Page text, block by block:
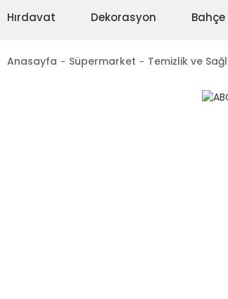
Hırdavat Dekorasyon Bahçe
Anasayfa Süpermarket Temizlik ve